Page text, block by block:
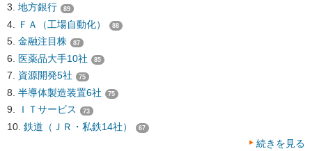
地方銀行 89
ＦＡ（工場自動化） 88
金融注目株 87
医薬品大手10社 85
資源開発5社 75
半導体製造装置6社 75
ＩＴサービス 73
鉄道（ＪＲ・私鉄14社） 67
続きを見る